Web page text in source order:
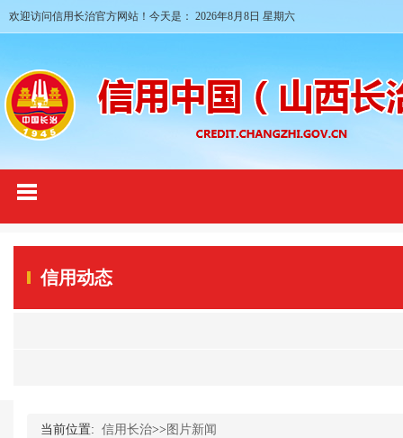
欢迎访问信用长治官方网站！今天是： 2026年8月8日 星期六
信用动态
当前位置: 信用长治>> 图片新闻